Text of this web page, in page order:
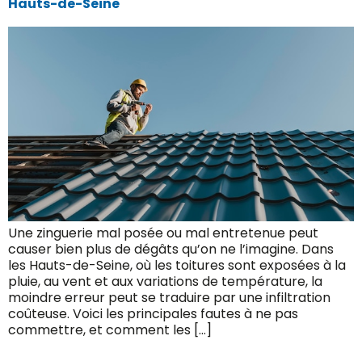
Une zinguerie mal posée ou mal entretenue peut
causer bien plus de dégâts qu’on ne l’imagine. Dans
les Hauts-de-Seine, où les toitures sont exposées à la
pluie, au vent et aux variations de température, la
moindre erreur peut se traduire par une infiltration
coûteuse. Voici les principales fautes à ne pas
commettre, et comment les […]